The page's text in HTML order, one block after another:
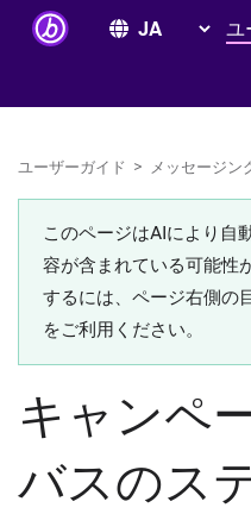
ユ
ユーザーガイド > メッセージン
このページはAIにより自
容が含まれている可能性
するには、ページ右側の
をご利用ください。
キャンペ
バスのス